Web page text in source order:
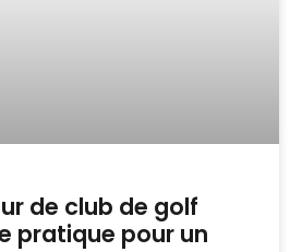
de club de golf
pratique pour un